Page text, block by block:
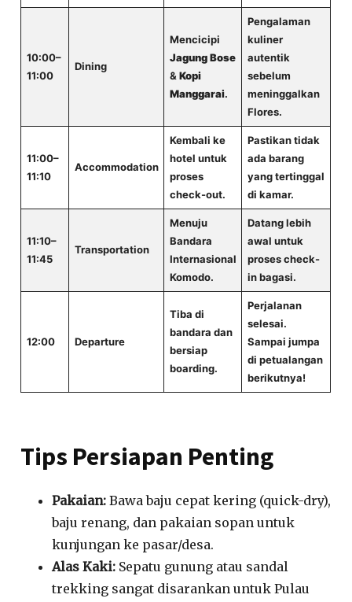
10:00–
11:00
Dining
Mencicipi
Jagung Bose
& Kopi
Manggarai.
Pengalaman
kuliner
autentik
sebelum
meninggalkan
Flores.
11:00–
11:10
Accommodation
Kembali ke
hotel untuk
proses
check-out.
Pastikan tidak
ada barang
yang tertinggal
di kamar.
11:10–
11:45
Transportation
Menuju
Bandara
Internasional
Komodo.
Datang lebih
awal untuk
proses check-
in bagasi.
12:00 Departure
Tiba di
bandara dan
bersiap
boarding.
Perjalanan
selesai.
Sampai jumpa
di petualangan
berikutnya!
Tips Persiapan Penting
Pakaian: Bawa baju cepat kering (quick-dry),
baju renang, dan pakaian sopan untuk
kunjungan ke pasar/desa.
Alas Kaki: Sepatu gunung atau sandal
trekking sangat disarankan untuk Pulau